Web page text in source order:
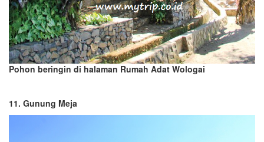
Pohon beringin di halaman Rumah Adat Wologai
11. Gunung Meja